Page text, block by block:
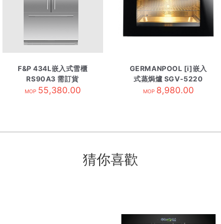
F&P 434L嵌入式雪櫃
RS90A3 需訂貨
MOP 55,380.00
GERMANPOOL [i]嵌入
式蒸焗爐 SGV-5220
MOP 8,980.00
猜你喜歡